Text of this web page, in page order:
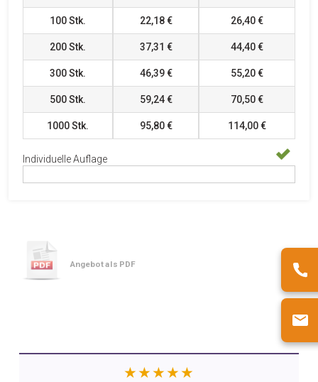
100Stk. 22,18 € 26,40 €
200Stk. 37,31 € 44,40 €
300Stk. 46,39 € 55,20 €
500Stk. 59,24 € 70,50 €
1000Stk. 95,80 € 114,00 €
Individuelle Auflage
Angebot als PDF
★★★★★